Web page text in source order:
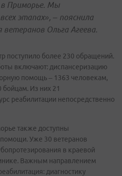
в Приморье. Мы
этапах», – пояснила
ветеранов Ольга Агеева.
поступило более 230 обращений.
включают: диспансеризацию
помощь – 1363 человекам,
бойцам. Из них 21
реабилитации непосредственно
также доступны
Уже 30 ветеранов
в краевой
Важным направлением
диагностику